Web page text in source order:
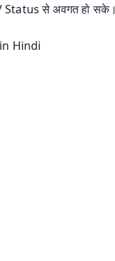
Status से अवगत हो सके।
in Hindi